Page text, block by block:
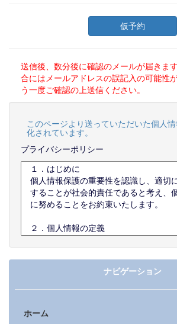
送信後、数分後に確認のメールが届きま
合にはメールアドレスの誤記入の可能性
う一度ご確認の上送信ください。
このページより送っていただいた個人
化されています。
プライバシーポリシー
ナビゲーション
ホーム